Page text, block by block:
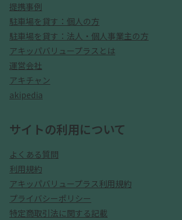
提携事例
駐車場を貸す：個人の方
駐車場を貸す：法人・個人事業主の方
アキッパバリュープラスとは
運営会社
アキチャン
akipedia
サイトの利用について
よくある質問
利用規約
アキッパバリュープラス利用規約
プライバシーポリシー
特定商取引法に関する記載